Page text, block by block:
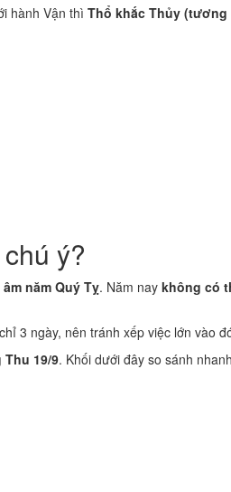
hành Vận thì Thổ khắc Thủy (tương
ý?
năm Quý Tỵ. Năm nay không có
3 ngày, nên tránh xếp việc lớn vào
Thu 19/9. Khối dưới đây so sánh